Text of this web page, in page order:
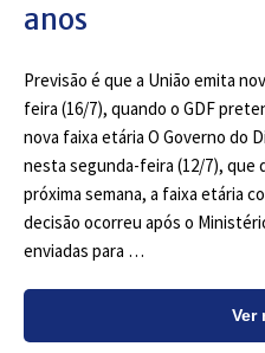
anos
Previsão é que a União emita
feira (16/7), quando o GDF
nova faixa etária O Governo do
nesta segunda-feira (12/7), que
próxima semana, a faixa etária
decisão ocorreu após o
enviadas para …
Ver